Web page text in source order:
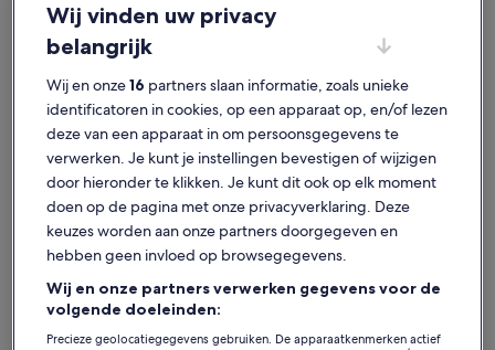
Huis Flat/appartement
Vind je perfecte verblijf - West
Colonial
Meer informatie over Cozy 1-bedroom studio tiny home
Meer
Wij vinden uw privacy
belangrijk
Wij en onze16 partners slaan informatie, zoals unieke
identificatoren in cookies, op een apparaat op, en/of lezen
deze van een apparaat in om persoonsgegevens te
verwerken. Je kunt je instellingen bevestigen of wijzigen
door hieronder te klikken. Je kunt dit ook op elk moment
doen op de pagina met onze privacyverklaring. Deze
keuzes worden aan onze partners doorgegeven en
hebben geen invloed op browsegegevens.
Wij en onze partners verwerken gegevens voor de
volgende doeleinden:
Precieze geolocatiegegevens gebruiken. De apparaatkenmerken actief